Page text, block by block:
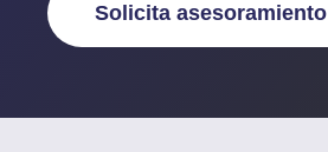
Solicita asesoramiento